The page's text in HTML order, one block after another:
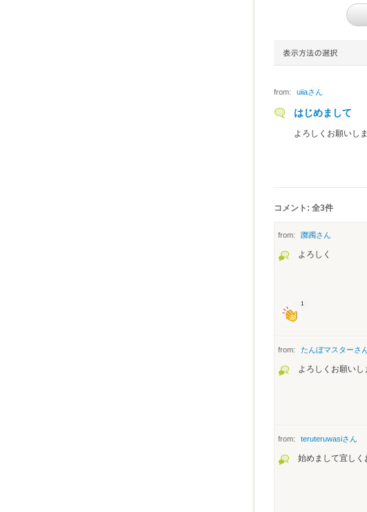
from: uiiaさん
はじめまして
よろしくお願いし
コメント: 全3件
from: 躑躅さん
よろしく
1
from: たんぼマスターさ
よろしくお願いし
from: teruteruwasiさん
始めまして宜しく